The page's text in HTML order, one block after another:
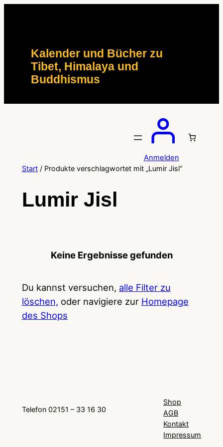
Kalender und Bücher zu
Tibet, Himalaya und
Buddhismus
Anmelden
Start/ Produkte verschlagwortet mit „Lumir Jisl“
Lumir Jisl
Keine Ergebnisse gefunden
Du kannst versuchen, alle Filter zu
löschen, oder navigiere zur Homepage
des Shops
Telefon 02151 – 33 16 30
Shop
AGB
Kontakt
Impressum